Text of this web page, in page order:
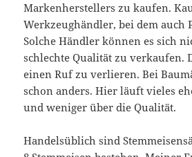
Markenherstellers zu kaufen.
Werkzeughändler, bei dem auch
Solche Händler können es sich
schlechte Qualität zu verkaufen.
einen Ruf zu verlieren. Bei
schon anders. Hier läuft vieles
und weniger über die Qualität.
Handelsüblich sind